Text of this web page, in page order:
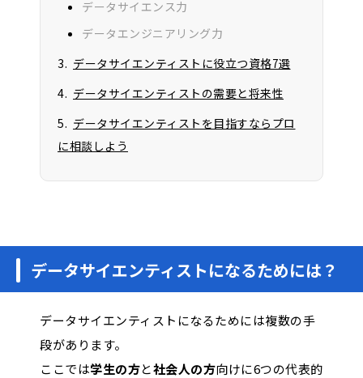
データサイエンス力
データエンジニアリング力
データサイエンティストに役立つ資格7選
データサイエンティストの需要と将来性
データサイエンティストを目指すならプロ
に相談しよう
データサイエンティストになるためには？
データサイエンティストになるためには複数の手
段があります。
ここでは学生の方と社会人の方向けに6つの代表的